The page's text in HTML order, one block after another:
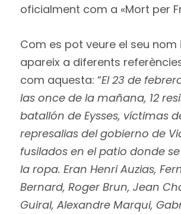
oficialment com a «Mort per
Com es pot veure el seu
apareix a diferents
com aquesta: “El 23 de
las once de la mañana, 12
batallón de Eysses, víctimas
represalias del gobierno de
fusilados en el patio donde
la ropa. Eran Henri Auzias,
Bernard, Roger Brun, Jean
Guiral, Alexandre Marqui,